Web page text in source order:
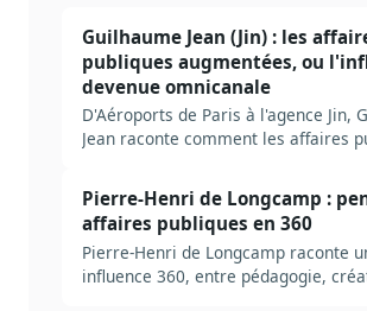
Guilhaume Jean (Jin) : les
publiques augmentées, ou
devenue omnicanale
D'Aéroports de Paris à l'agence Jin,
Jean raconte comment les affaires
dirigeant ambassadeur, IA et
2027.
Pierre-Henri de Longcamp :
affaires publiques en 360
Pierre-Henri de Longcamp raconte
influence 360, entre pédagogie,